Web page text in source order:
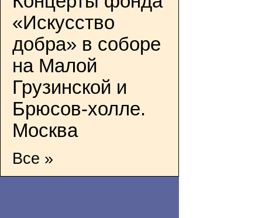
«Искусство
добра» в соборе
на Малой
Грузинской и
Брюсов-холле.
Москва
Все »